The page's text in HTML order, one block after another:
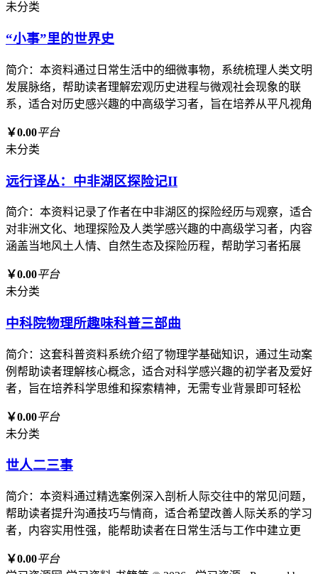
未分类
“小事”里的世界史
简介：本资料通过日常生活中的细微事物，系统梳理人类文明
发展脉络，帮助读者理解宏观历史进程与微观社会现象的联
系，适合对历史感兴趣的中高级学习者，旨在培养从平凡视角
￥0.00平台
未分类
远行译丛：中非湖区探险记II
简介：本资料记录了作者在中非湖区的探险经历与观察，适合
对非洲文化、地理探险及人类学感兴趣的中高级学习者，内容
涵盖当地风土人情、自然生态及探险历程，帮助学习者拓展
￥0.00平台
未分类
中科院物理所趣味科普三部曲
简介：这套科普资料系统介绍了物理学基础知识，通过生动案
例帮助读者理解核心概念，适合对科学感兴趣的初学者及爱好
者，旨在培养科学思维和探索精神，无需专业背景即可轻松
￥0.00平台
未分类
世人二三事
简介：本资料通过精选案例深入剖析人际交往中的常见问题，
帮助读者提升沟通技巧与情商，适合希望改善人际关系的学习
者，内容实用性强，能帮助读者在日常生活与工作中建立更
￥0.00平台